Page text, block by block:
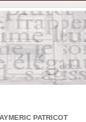
PATRICOT